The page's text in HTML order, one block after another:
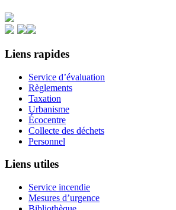
Liens rapides
Service d’évaluation
Règlements
Taxation
Urbanisme
Écocentre
Collecte des déchets
Personnel
Liens utiles
Service incendie
Mesures d’urgence